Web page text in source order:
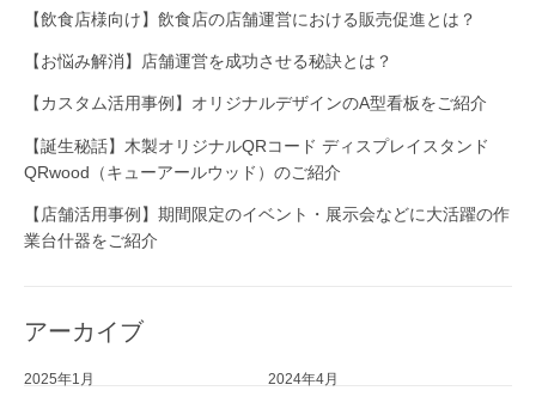
【飲食店様向け】飲食店の店舗運営における販売促進とは？
【お悩み解消】店舗運営を成功させる秘訣とは？
【カスタム活用事例】オリジナルデザインのA型看板をご紹介
【誕生秘話】木製オリジナルQRコード ディスプレイスタンド
QRwood（キューアールウッド）のご紹介
【店舗活用事例】期間限定のイベント・展示会などに大活躍の作
業台什器をご紹介
アーカイブ
2025年1月 2024年4月